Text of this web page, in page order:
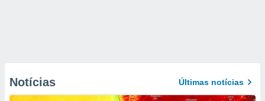
Notícias Últimas notícias